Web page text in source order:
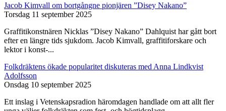
Jacob Kimvall om bortgångne pionjären ”Disey Nakano”
Torsdag 11 september 2025
Graffitikonstnären Nicklas ”Disey Nakano” Dahlquist har gått bort
efter en längre tids sjukdom. Jacob Kimvall, graffitiforskare och
lektor i konst-...
Folkdräktens ökade popularitet diskuteras med Anna Lindkvist
Adolfsson
Onsdag 10 september 2025
Ett inslag i Vetenskapsradion häromdagen handlade om att allt fler